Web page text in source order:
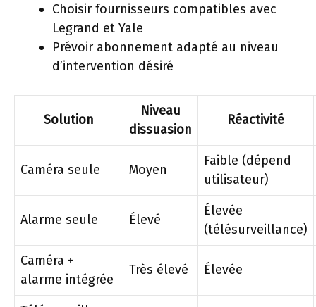
Choisir fournisseurs compatibles avec
Legrand et Yale
Prévoir abonnement adapté au niveau
d’intervention désiré
Solution
Niveau
dissuasion
Réactivité
Caméra seule Moyen
Faible (dépend
utilisateur)
Alarme seule Élevé
Élevée
(télésurveillance)
Caméra +
alarme intégrée
Très élevé Élevée